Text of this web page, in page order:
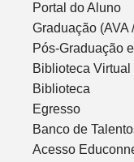
Portal do Aluno
Graduação (AVA
Pós-Graduação
Biblioteca Virtual
Biblioteca
Egresso
Banco de
Acesso